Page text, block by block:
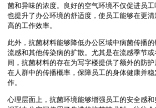
菌和异味的浓度。良好的空气环境不仅促进员工
也提升了办公环境的舒适度，使员工能够在更
高的工作效率。
此外，抗菌材料能够降低办公区域中病菌传播
流感和其他传染病的扩散。尤其是在流感季节
间，抗菌材料的存在为写字楼提供了额外的防
在人群中的传播概率，保障员工的身体健康并
作。
心理层面上，抗菌环境能够增强员工的安全感